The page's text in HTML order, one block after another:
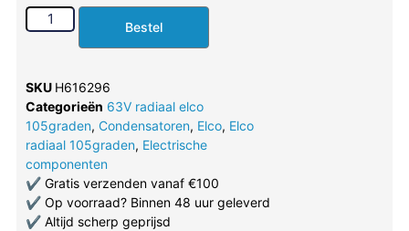
Bestel
SKU H616296
Categorieën 63V radiaal elco
105graden, Condensatoren, Elco, Elco
radiaal 105graden, Electrische
componenten
✔Gratis verzenden vanaf €100
✔Op voorraad? Binnen 48 uur geleverd
✔Altijd scherp geprijsd